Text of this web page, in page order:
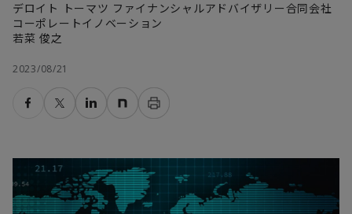
デロイト トーマツ ファイナンシャルアドバイザリー合同会社
コーポレートイノベーション
若菜 俊之
2023/08/21